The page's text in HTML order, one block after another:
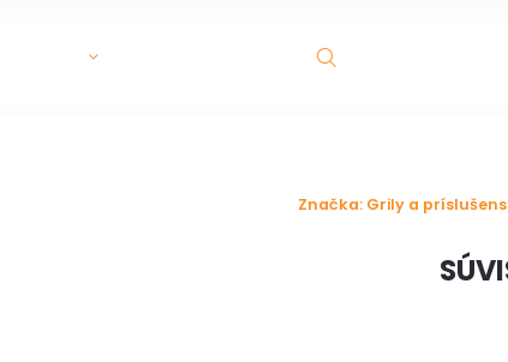
HĽADAŤ
ZÁHRADNÉ DOMČEKY A BOXY
Značka: Grily a